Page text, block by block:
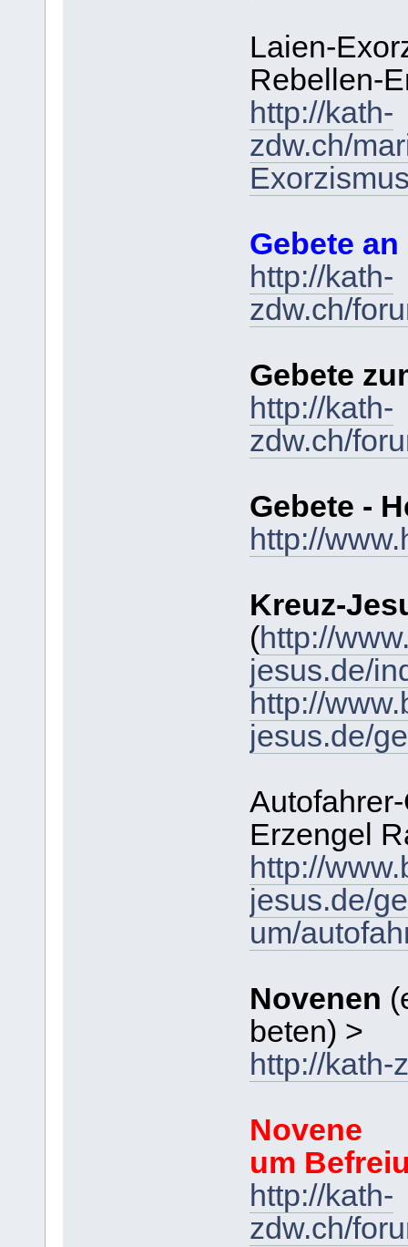
Laien-
Rebellen-
http://kath-
zdw.ch/
Gebete
http://kath-
zdw.ch/
Gebete
http://kath-
zdw.ch/
Gebete -
http://
Kreuz-
(http://
jesus.de/
http://
jesus.de/
Erzengel
http://
jesus.de/
um/
Novenen
beten) >
http://kath-
Novene
um
http://kath-
zdw.ch/